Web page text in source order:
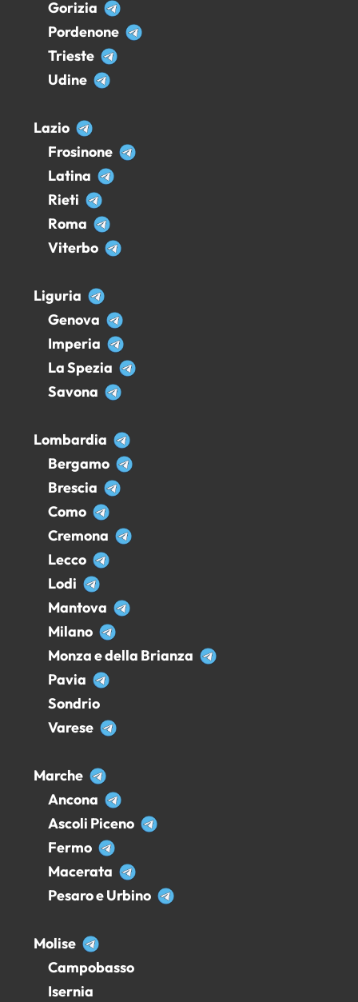
Gorizia
Pordenone
Trieste
Udine
Lazio
Frosinone
Latina
Rieti
Roma
Viterbo
Liguria
Genova
Imperia
La Spezia
Savona
Lombardia
Bergamo
Brescia
Como
Cremona
Lecco
Lodi
Mantova
Milano
Monza e della Brianza
Pavia
Sondrio
Varese
Marche
Ancona
Ascoli Piceno
Fermo
Macerata
Pesaro e Urbino
Molise
Campobasso
Isernia